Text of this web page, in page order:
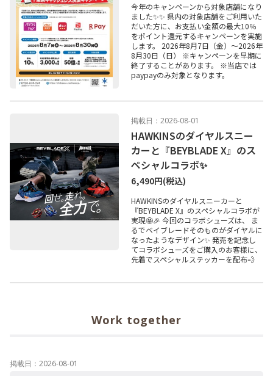
今年のキャンペーンから対象店舗になり
ました✨✨ 県内の対象店舗をご利用いた
だいた方に、お支払い金額の最大10％
をポイント還元するキャンペーンを実施
します。 2026年8月7日（金）～2026年
8月30日（日） ※キャンペーンを早期に
終了することがあります。 ※当店では
paypayのみ対象となります。
掲載日：2026-08-01
HAWKINSのダイヤルスニー
カーと『BEYBLADE X』のス
ペシャルコラボ✨
6,490円(税込)
HAWKINSのダイヤルスニーカーと
『BEYBLADE X』のスペシャルコラボが
実現🤩🎉 今回のコラボシューズは、 ま
るでベイブレードそのものがダイヤルに
なったようなデザイン✨ 発売を記念し
てコラボシューズをご購入のお客様に、
先着でスペシャルステッカーを配布💨
Work together
掲載日：2026-08-01